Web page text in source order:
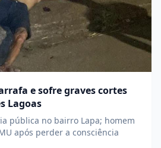
e sofre graves cortes
Lagoas
pública no bairro Lapa; homem
após perder a consciência